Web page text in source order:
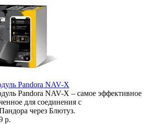
Pandora NAV-X
Pandora NAV-X – самое эффективное
для соединения с
через Блютуз.
р.